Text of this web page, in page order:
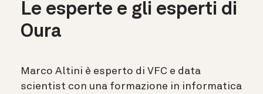
Le esperte e gli esperti di
Oura
Marco Altini è esperto di VFC e data
scientist con una formazione in informatica